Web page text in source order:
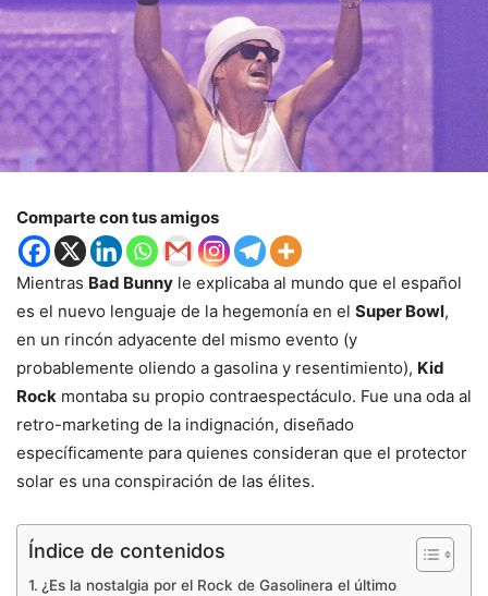
Comparte con tus amigos
Mientras Bad Bunny le explicaba al mundo que el español
es el nuevo lenguaje de la hegemonía en el Super Bowl,
en un rincón adyacente del mismo evento (y
probablemente oliendo a gasolina y resentimiento), Kid
Rock montaba su propio contraespectáculo. Fue una oda al
retro-marketing de la indignación, diseñado
específicamente para quienes consideran que el protector
solar es una conspiración de las élites.
Índice de contenidos
¿Es la nostalgia por el Rock de Gasolinera el último